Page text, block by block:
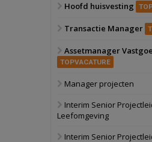
28 september 2026
Hoofd huisvesting
Transactie Manager
Assetmanager
TOPVACATURE
Manager projecten
Interim Senior
Leefomgeving
Interim Senior